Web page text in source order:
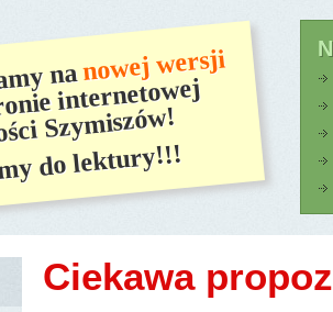
nanowej wersji
internetowej
Szymiszów!
do lektury!!!
Ciekawa